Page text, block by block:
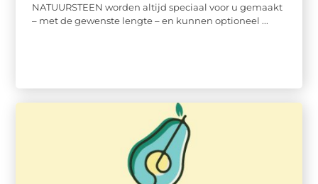
NATUURSTEEN worden altijd speciaal voor u gemaakt
– met de gewenste lengte – en kunnen optioneel ...